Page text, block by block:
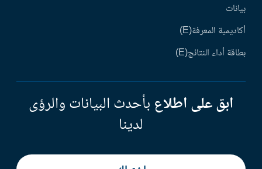
بيانات
أكاديمية المعرفة(E)
بطاقة أداء النتائج(E)
ابق على اطلاع بأحدث البيانات والرؤى
لدينا